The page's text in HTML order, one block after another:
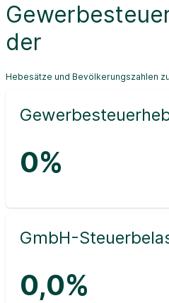
der
Hebesätze und Bevölkerungszahlen
0%
GmbH-
0,0%